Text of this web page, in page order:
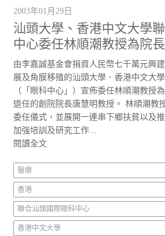
2003年01月29日
汕頭大學、香港中文大學
中心委任林順潮教授為院長
由李嘉誠基金會捐資人民幣七千萬元興
展及角膜移殖的汕頭大學．香港中文大
（「眼科中心」）宣佈委任林順潮教授
退任的創院院長唐慧明教授。 林順潮教
委任儀式，並展開一連串下鄉扶貧以及
加強培訓及研究工作...
閱讀全文
醫療
香港
聯合汕頭國際眼科中心
香港中文大學